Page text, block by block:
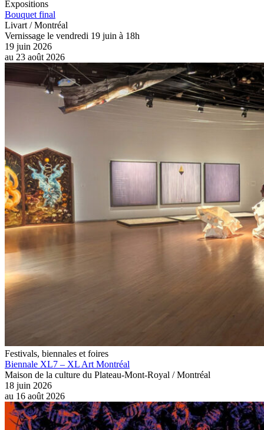
Expositions
Bouquet final
Livart / Montréal
Vernissage le vendredi 19 juin à 18h
19 juin 2026
au 23 août 2026
Festivals, biennales et foires
Biennale XL7 – XL Art Montréal
Maison de la culture du Plateau-Mont-Royal / Montréal
18 juin 2026
au 16 août 2026